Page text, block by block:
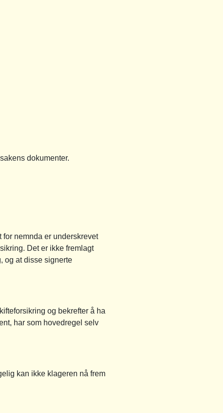
dokumenter.
nemnda er underskrevet
Det er ikke fremlagt
og at disse signerte
og bekrefter å ha
har som hovedregel selv
kan ikke klageren nå frem